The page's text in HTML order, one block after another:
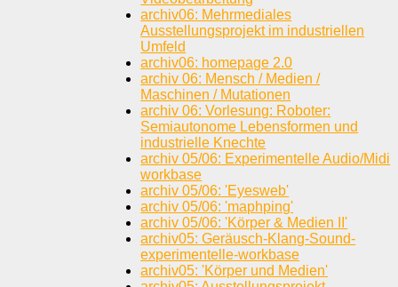
archiv06: Mehrmediales
Ausstellungsprojekt im industriellen
Umfeld
archiv06: homepage 2.0
archiv 06: Mensch / Medien /
Maschinen / Mutationen
archiv 06: Vorlesung: Roboter:
Semiautonome Lebensformen und
industrielle Knechte
archiv 05/06: Experimentelle Audio/Midi
workbase
archiv 05/06: 'Eyesweb'
archiv 05/06: 'maphping'
archiv 05/06: 'Körper & Medien II'
archiv05: Geräusch-Klang-Sound-
experimentelle-workbase
archiv05: 'Körper und Medien'